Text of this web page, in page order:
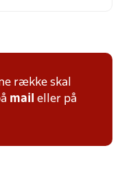
række skal
mail eller på